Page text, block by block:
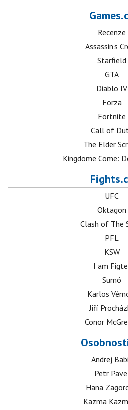
Recenze
Assassin's
Starfield
GTA
Diablo IV
Forza
Fortnite
Call of
The Elder
Kingdome Come:
UFC
Oktagon
Clash of The
PFL
KSW
I am
Sumó
Karlos
Jiří
Conor
Andrej
Petr
Hana
Kazma